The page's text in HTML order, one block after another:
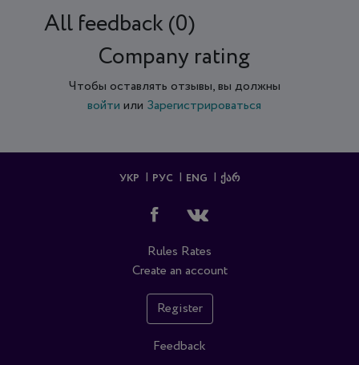
All feedback (0)
Company rating
Чтобы оставлять отзывы, вы должны
войти или Зарегистрироваться
УКР РУС ENG ᲥᲐᲠ
Rules Rates
Create an account
Register
Feedback